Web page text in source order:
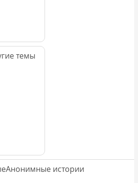
темы
Анонимные истории